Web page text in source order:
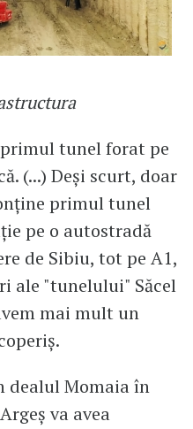
tunel forat pe
(...) Deși scurt, doar
primul tunel
pe o autostradă
de Sibiu, tot pe A1,
ale "tunelului" Săcel
mai mult un
dealul Momaia în
va avea